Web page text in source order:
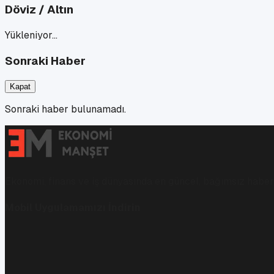
Döviz / Altın
Yükleniyor…
Sonraki Haber
Kapat
Sonraki haber bulunamadı.